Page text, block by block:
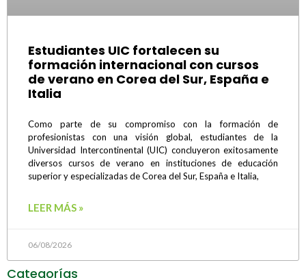
Estudiantes UIC fortalecen su
formación internacional con cursos
de verano en Corea del Sur, España e
Italia
Como parte de su compromiso con la formación de
profesionistas con una visión global, estudiantes de la
Universidad Intercontinental (UIC) concluyeron exitosamente
diversos cursos de verano en instituciones de educación
superior y especializadas de Corea del Sur, España e Italia,
LEER MÁS »
06/08/2026
Categorías